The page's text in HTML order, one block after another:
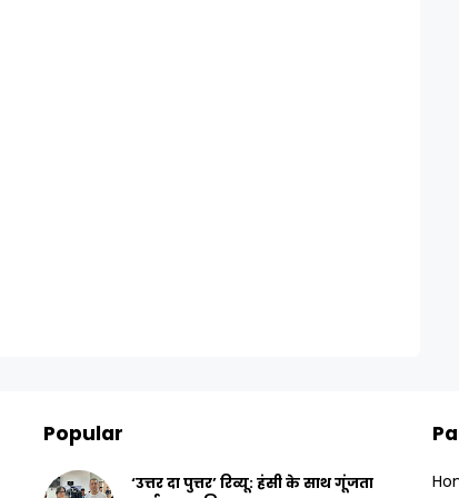
Popular
‘उत्तर दा पुत्तर’ रिव्यू: हंसी के साथ गूंजता